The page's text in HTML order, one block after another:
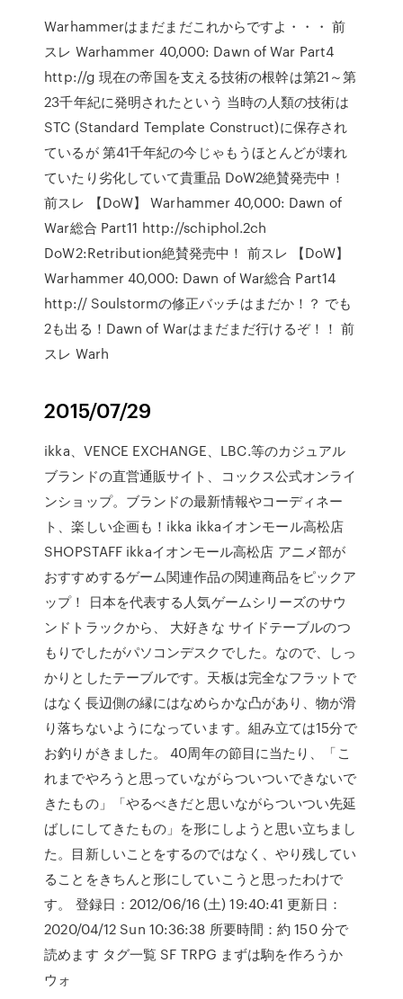
Warhammerはまだまだこれからですよ・・・ 前
スレ Warhammer 40,000: Dawn of War Part4
http://g 現在の帝国を支える技術の根幹は第21～第
23千年紀に発明されたという 当時の人類の技術は
STC (Standard Template Construct)に保存され
ているが 第41千年紀の今じゃもうほとんどが壊れ
ていたり劣化していて貴重品 DoW2絶賛発売中！
前スレ 【DoW】 Warhammer 40,000: Dawn of
War総合 Part11 http://schiphol.2ch
DoW2:Retribution絶賛発売中！ 前スレ 【DoW】
Warhammer 40,000: Dawn of War総合 Part14
http:// Soulstormの修正バッチはまだか！？ でも
2も出る！Dawn of Warはまだまだ行けるぞ！！ 前
スレ Warh
2015/07/29
ikka、VENCE EXCHANGE、LBC.等のカジュアル
ブランドの直営通販サイト、コックス公式オンライ
ンショップ。ブランドの最新情報やコーディネー
ト、楽しい企画も！ikka ikkaイオンモール高松店
SHOPSTAFF ikkaイオンモール高松店 アニメ部が
おすすめするゲーム関連作品の関連商品をピックア
ップ！ 日本を代表する人気ゲームシリーズのサウ
ンドトラックから、 大好きな サイドテーブルのつ
もりでしたがパソコンデスクでした。なので、しっ
かりとしたテーブルです。天板は完全なフラットで
はなく長辺側の縁にはなめらかな凸があり、物が滑
り落ちないようになっています。組み立ては15分で
お釣りがきました。 40周年の節目に当たり、「こ
れまでやろうと思っていながらついついできないで
きたもの」「やるべきだと思いながらついつい先延
ばしにしてきたもの」を形にしようと思い立ちまし
た。目新しいことをするのではなく、やり残してい
ることをきちんと形にしていこうと思ったわけで
す。 登録日：2012/06/16 (土) 19:40:41 更新日：
2020/04/12 Sun 10:36:38 所要時間：約 150 分で
読めます タグ一覧 SF TRPG まずは駒を作ろうか
ウォ